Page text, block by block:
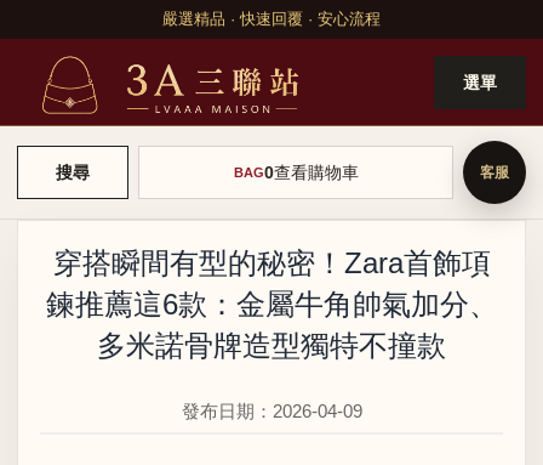
嚴選精品 · 快速回覆 · 安心流程
選單
搜尋 BAG0查看購物車
穿搭瞬間有型的秘密！Zara首飾項
鍊推薦這6款：金屬牛角帥氣加分、
多米諾骨牌造型獨特不撞款
發布日期：2026-04-09